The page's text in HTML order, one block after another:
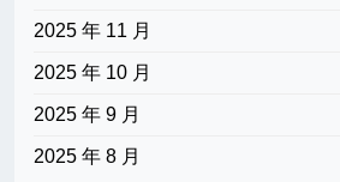
2025 年 11 月
2025 年 10 月
2025 年 9 月
2025 年 8 月